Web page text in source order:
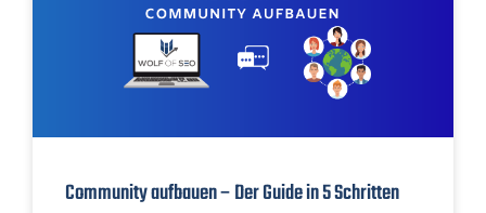
Community aufbauen – Der Guide in 5 Schritten